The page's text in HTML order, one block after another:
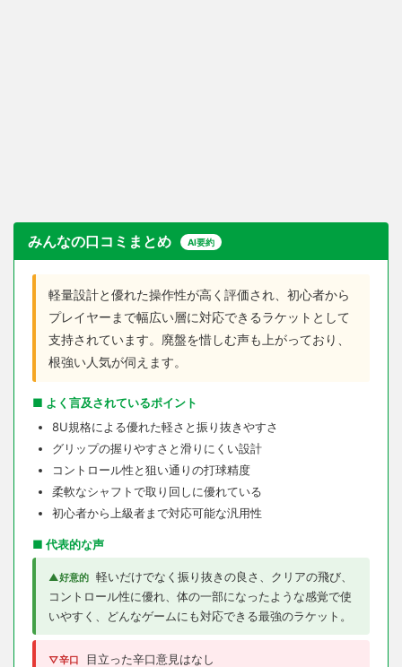
みんなの口コミまとめ AI要約
軽量設計と優れた操作性が高く評価され、初心者から
プレイヤーまで幅広い層に対応できるラケットとして
支持されています。廃盤を惜しむ声も上がっており、
根強い人気が伺えます。
■ よく言及されているポイント
8U規格による優れた軽さと振り抜きやすさ
グリップの握りやすさと滑りにくい設計
コントロール性と狙い通りの打球精度
柔軟なシャフトで取り回しに優れている
初心者から上級者まで対応可能な汎用性
■ 代表的な声
▲好意的 軽いだけでなく振り抜きの良さ、クリアの飛び、
コントロール性に優れ、体の一部になったような感覚で使
いやすく、どんなゲームにも対応できる最強のラケット。
▽辛口 目立った辛口意見はなし